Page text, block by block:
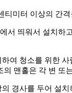
티미터 이상의 간
서 띄워서 설치하
여 청소를 위한
맨홀은 각 변 또
경사를 두어 설